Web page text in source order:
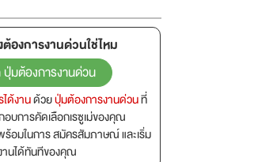
องการงานด่วนใช่ไหม
มต้องการงานด่วน
ด้งานด้วยปุ่มต้องการงานด่วนที่
อบการคัดเลือกเรซูเม่ของคุณ
ร้อมในการ สมัครสัมภาษณ์ และเริ่ม
านได้ทันทีของคุณ